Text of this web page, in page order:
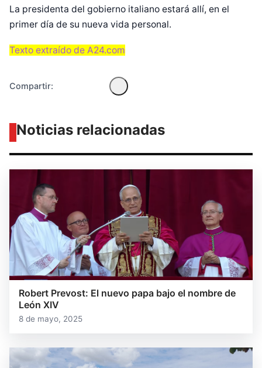
La presidenta del gobierno italiano estará allí, en el
primer día de su nueva vida personal.
Texto extraído de A24.com
Compartir:
Noticias relacionadas
Robert Prevost: El nuevo papa bajo el nombre de
León XIV
8 de mayo, 2025